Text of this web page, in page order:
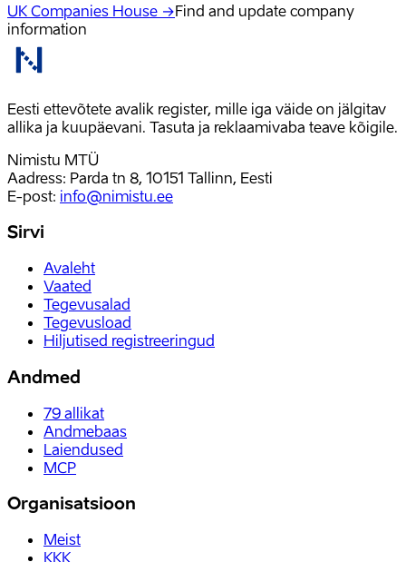
UK Companies House →Find and update company
information
Eesti ettevõtete avalik register, mille iga väide on jälgitav
allika ja kuupäevani. Tasuta ja reklaamivaba teave kõigile.
Nimistu MTÜ
Aadress: Parda tn 8, 10151 Tallinn, Eesti
E-post: info@nimistu.ee
Sirvi
Avaleht
Vaated
Tegevusalad
Tegevusload
Hiljutised registreeringud
Andmed
79 allikat
Andmebaas
Laiendused
MCP
Organisatsioon
Meist
KKK